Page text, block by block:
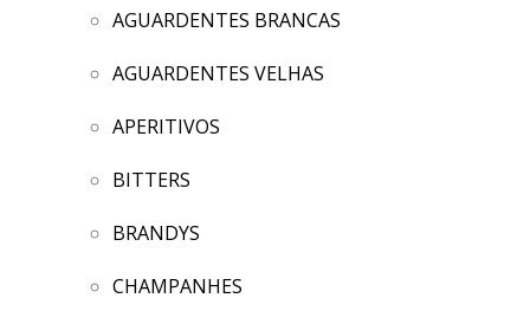
AGUARDENTES BRANCAS
AGUARDENTES VELHAS
APERITIVOS
BITTERS
BRANDYS
CHAMPANHES